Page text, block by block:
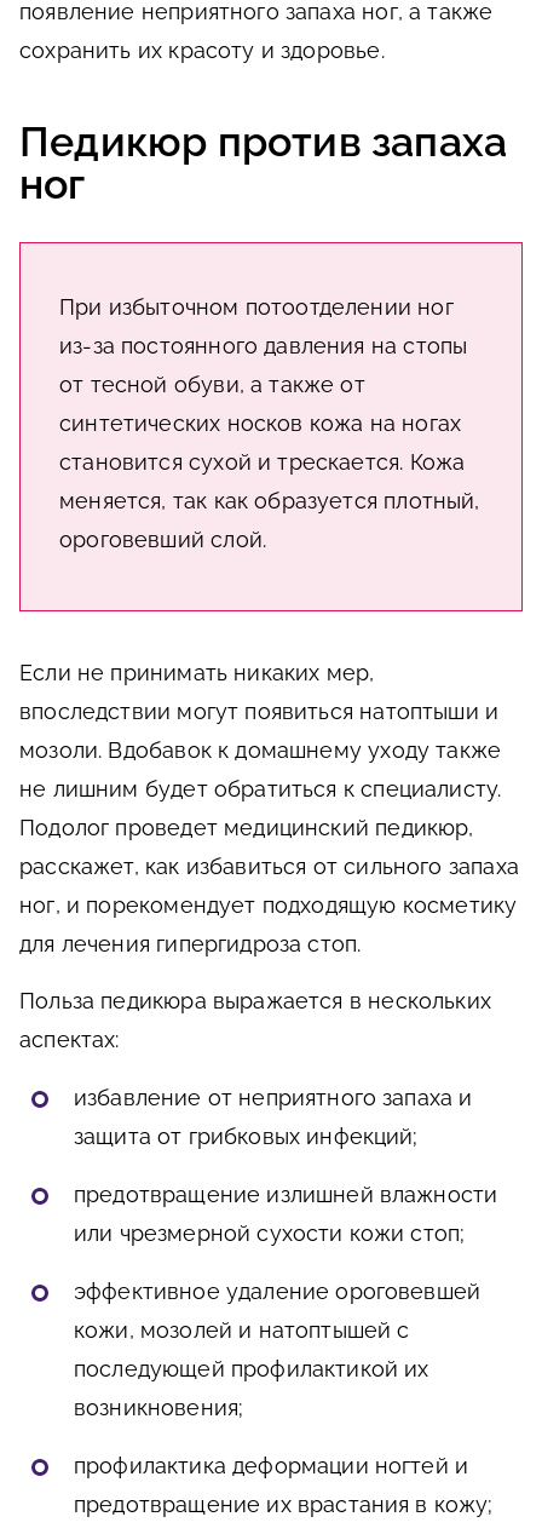
появление неприятного запаха ног, а также
сохранить их красоту и здоровье.
Педикюр против запаха
ног
При избыточном потоотделении ног
из-за постоянного давления на стопы
от тесной обуви, а также от
синтетических носков кожа на ногах
становится сухой и трескается. Кожа
меняется, так как образуется плотный,
ороговевший слой.
Если не принимать никаких мер,
впоследствии могут появиться натоптыши и
мозоли. Вдобавок к домашнему уходу также
не лишним будет обратиться к специалисту.
Подолог проведет медицинский педикюр,
расскажет, как избавиться от сильного запаха
ног, и порекомендует подходящую косметику
для лечения гипергидроза стоп.
Польза педикюра выражается в нескольких
аспектах:
избавление от неприятного запаха и
защита от грибковых инфекций;
предотвращение излишней влажности
или чрезмерной сухости кожи стоп;
эффективное удаление ороговевшей
кожи, мозолей и натоптышей с
последующей профилактикой их
возникновения;
профилактика деформации ногтей и
предотвращение их врастания в кожу;